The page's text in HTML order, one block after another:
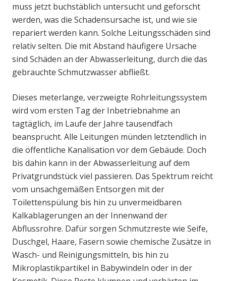
muss jetzt buchstäblich untersucht und geforscht
werden, was die Schadensursache ist, und wie sie
repariert werden kann. Solche Leitungsschäden sind
relativ selten. Die mit Abstand häufigere Ursache
sind Schäden an der Abwasserleitung, durch die das
gebrauchte Schmutzwasser abfließt.
Dieses meterlange, verzweigte Rohrleitungssystem
wird vom ersten Tag der Inbetriebnahme an
tagtäglich, im Laufe der Jahre tausendfach
beansprucht. Alle Leitungen münden letztendlich in
die öffentliche Kanalisation vor dem Gebäude. Doch
bis dahin kann in der Abwasserleitung auf dem
Privatgrundstück viel passieren. Das Spektrum reicht
vom unsachgemäßen Entsorgen mit der
Toilettenspülung bis hin zu unvermeidbaren
Kalkablagerungen an der Innenwand der
Abflussrohre. Dafür sorgen Schmutzreste wie Seife,
Duschgel, Haare, Fasern sowie chemische Zusätze in
Wasch- und Reinigungsmitteln, bis hin zu
Mikroplastikpartikel in Babywindeln oder in der